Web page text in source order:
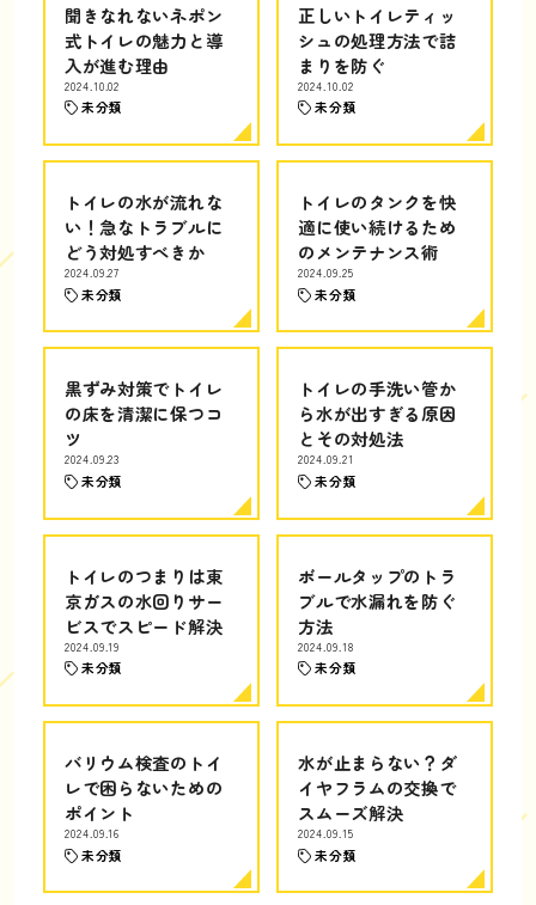
聞きなれないネポン
式トイレの魅力と導
入が進む理由
2024.10.02
未分類
正しいトイレティッ
シュの処理方法で詰
まりを防ぐ
2024.10.02
未分類
トイレの水が流れな
い！急なトラブルに
どう対処すべきか
2024.09.27
未分類
トイレのタンクを快
適に使い続けるため
のメンテナンス術
2024.09.25
未分類
黒ずみ対策でトイレ
の床を清潔に保つコ
ツ
2024.09.23
未分類
トイレの手洗い管か
ら水が出すぎる原因
とその対処法
2024.09.21
未分類
トイレのつまりは東
京ガスの水回りサー
ビスでスピード解決
2024.09.19
未分類
ボールタップのトラ
ブルで水漏れを防ぐ
方法
2024.09.18
未分類
バリウム検査のトイ
レで困らないための
ポイント
2024.09.16
未分類
水が止まらない？ダ
イヤフラムの交換で
スムーズ解決
2024.09.15
未分類